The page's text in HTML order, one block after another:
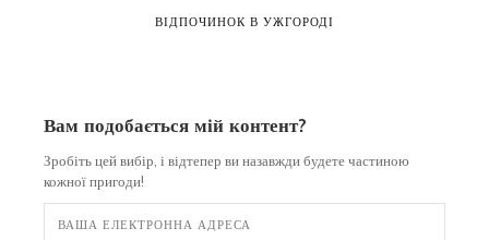
ВІДПОЧИНОК В УЖГОРОДІ
Вам подобається мій контент?
Зробіть цей вибір, і відтепер ви назавжди будете частиною
кожної пригоди!